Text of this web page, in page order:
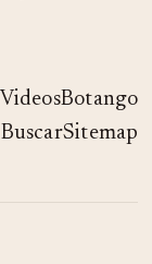
VideosBotango
BuscarSitemap